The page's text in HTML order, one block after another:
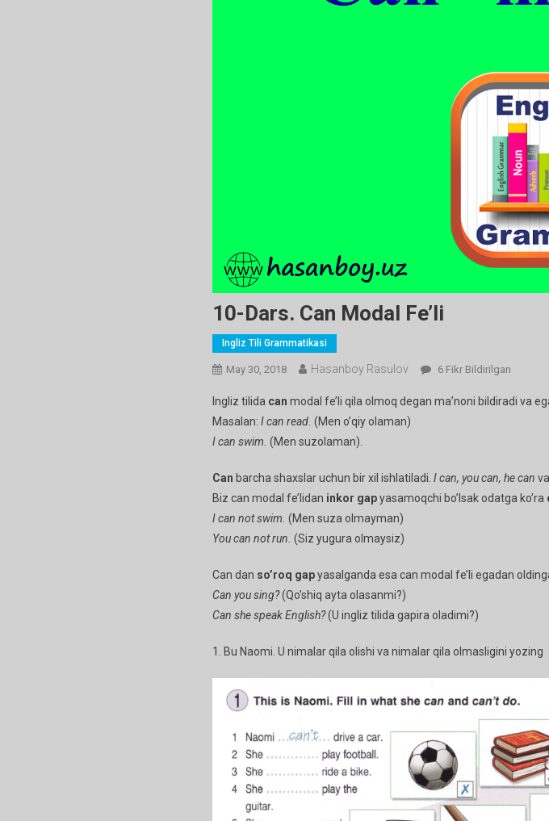
10-Dars. Can Modal Fe’li
Ingliz Tili Grammatikasi
May 30, 2018 Hasanboy Rasulov
10-
Can
6 Fikr Bildirilgan
Ingliz tilida can modal fe’li qila olmoq degan ma’noni bildiradi va
Masalan: I can read. (Men o’qiy olaman)
I can swim. (Men suzolaman).
Can barcha shaxslar uchun bir xil ishlatiladi. I can, you can, he can
Biz can modal fe’lidan inkor gapyasamoqchi bo’lsak odatga ko’ra
I can not swim. (Men suza olmayman)
You can not run. (Siz yugura olmaysiz)
Can dan so’roq gapyasalganda esa can modal fe’li egadan
Can you sing?(Qo’shiq ayta olasanmi?)
Can she speak English?(U ingliz tilida gapira oladimi?)
1. Bu Naomi. U nimalar qila olishi va nimalar qila olmasligini yozing